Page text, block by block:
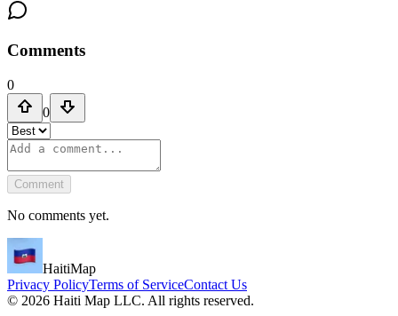
Comments
0
0
Comment
No comments yet.
HaitiMap
Privacy PolicyTerms of ServiceContact Us
© 2026 Haiti Map LLC. All rights reserved.